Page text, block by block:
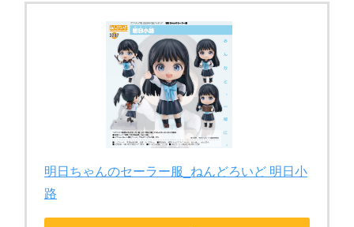
明日ちゃんのセーラー服_ねんどろいど 明日小
路